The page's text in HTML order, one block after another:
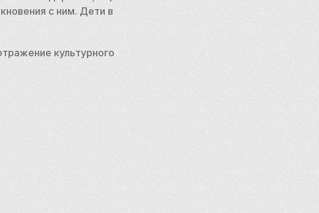
с ним. Дети в
культурного